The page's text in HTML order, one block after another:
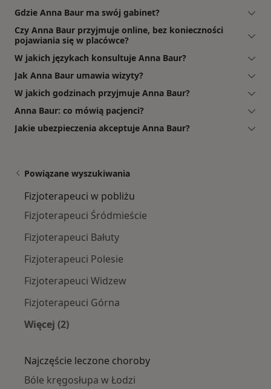
Gdzie Anna Baur ma swój gabinet?
Czy Anna Baur przyjmuje online, bez konieczności
pojawiania się w placówce?
W jakich językach konsultuje Anna Baur?
Jak Anna Baur umawia wizyty?
W jakich godzinach przyjmuje Anna Baur?
Anna Baur: co mówią pacjenci?
Jakie ubezpieczenia akceptuje Anna Baur?
Powiązane wyszukiwania
Fizjoterapeuci w pobliżu
Fizjoterapeuci Śródmieście
Fizjoterapeuci Bałuty
Fizjoterapeuci Polesie
Fizjoterapeuci Widzew
Fizjoterapeuci Górna
Więcej (2)
Najczęście leczone choroby
Bóle kręgosłupa w Łodzi